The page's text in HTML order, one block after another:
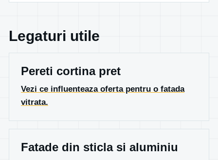
Legaturi utile
Pereti cortina pret
Vezi ce influenteaza oferta pentru o fatada
vitrata.
Fatade din sticla si aluminiu